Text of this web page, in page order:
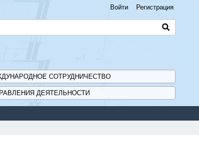
Войти Регистрация
СОТРУДНИЧЕСТВО
ДЕЯТЕЛЬНОСТИ
поддержки для предприятий - «Навигатор мер